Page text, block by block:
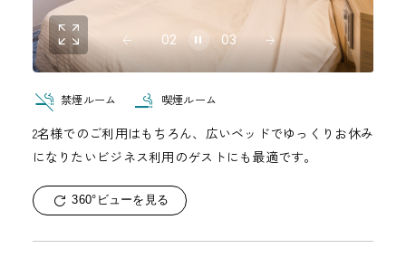
禁煙ルーム 喫煙ルーム
2名様でのご利用はもちろん、広いベッドでゆっくりお休み
になりたいビジネス利用のゲストにも最適です。
360°ビューを見る
02 03